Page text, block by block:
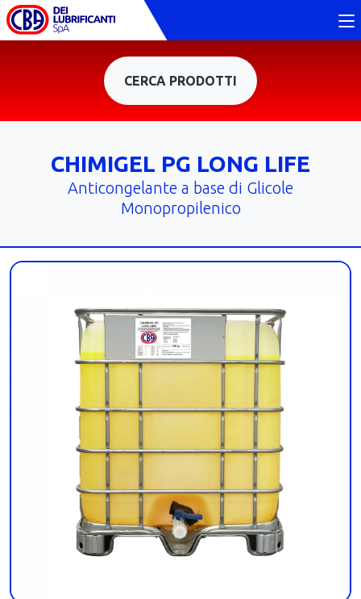
CERCA PRODOTTI
CHIMIGEL PG LONG LIFE
Anticongelante a base di Glicole
Monopropilenico